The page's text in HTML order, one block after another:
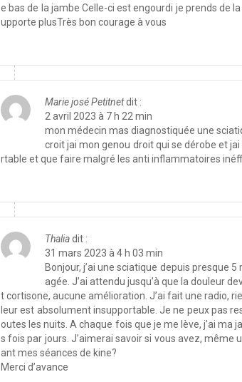
e bas de la jambe Celle-ci est engourdi je prends de
upporte plusTrès bon courage à vous
Marie josé Petitnetdit :
2 avril 2023 à 7 h 22 min
mon médecin mas diagnostiquée une
croit jai mon genou droit qui se dérobe et
rtable et que faire malgré les anti inflammatoires
Thaliadit :
31 mars 2023 à 4 h 03 min
Bonjour, j’ai une sciatique depuis presque
agée. J’ai attendu jusqu’à que la douleur
t cortisone, aucune amélioration. J’ai fait une radio,
leur est absolument insupportable. Je ne peux pas
outes les nuits. A chaque fois que je me lève, j’ai
s fois par jours. J’aimerai savoir si vous avez,
ant mes séances de kine?
Merci d’avance